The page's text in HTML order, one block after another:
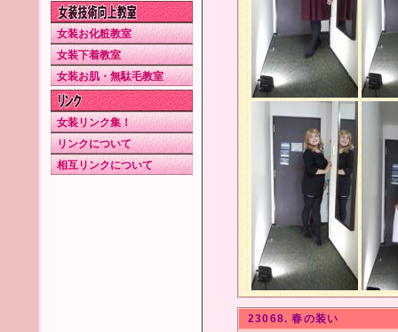
女装お化粧教室
女装下着教室
女装お肌・無駄毛教室
女装リンク集！
リンクについて
相互リンクについて
23068. 春の装い